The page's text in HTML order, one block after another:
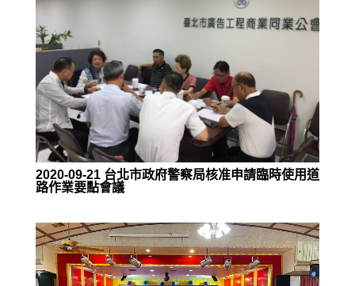
2020-09-21 台北市政府警察局核准申請臨時使用道
路作業要點會議